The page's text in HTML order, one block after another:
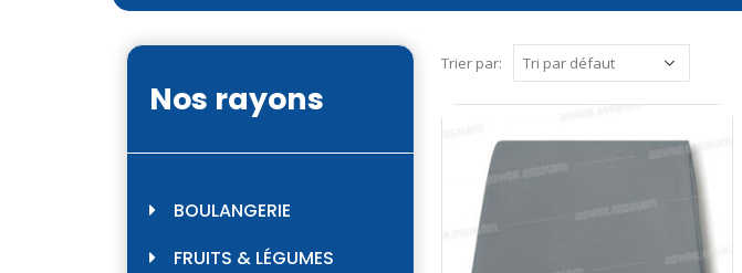
Trier par:
Nos rayons
BOULANGERIE
FRUITS & LÉGUMES